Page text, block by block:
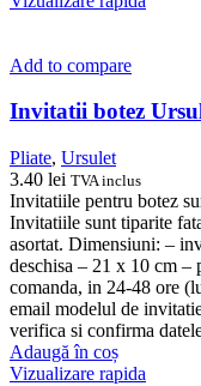
Add to compare
Invitatii botez
Pliate, Ursulet
3.40 lei TVA inclus
Invitatiile pentru botez
Invitatiile sunt tiparite
asortat. Dimensiuni: –
deschisa – 21 x 10 cm
comanda, in 24-48 ore
email modelul de
verifica si confirma
Adaugă în coș
Vizualizare rapida